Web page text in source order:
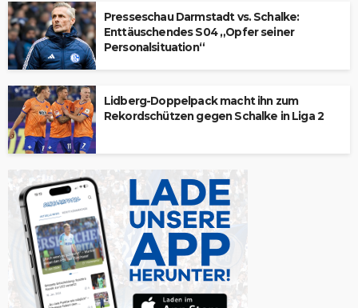
Presseschau Darmstadt vs. Schalke:
Enttäuschendes S04 „Opfer seiner
Personalsituation“
Lidberg-Doppelpack macht ihn zum
Rekordschützen gegen Schalke in Liga 2